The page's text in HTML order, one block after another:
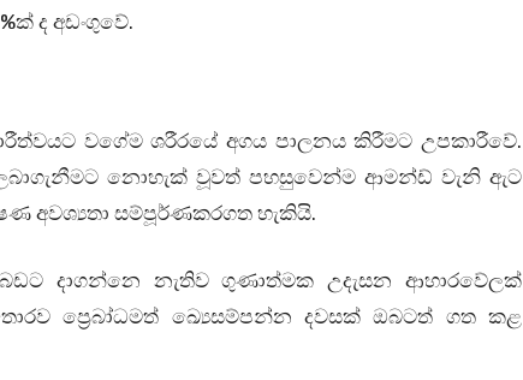
ද අඩංගුවේ.
වගේම ශරීරයේ අගය පාලනය කිරීමට උපකාරීවේ.
නොහැක් වූවත් පහසුවෙන්ම ආමන්ඩ් වැනි ඇට
අවශ්‍යතා සම්පූර්ණකරගත හැකියි.
දාගන්නෙ නැතිව ගුණාත්මක උදැසන ආහාරවේලක්
ප්‍රෙබා්ධමත් ඛ්‍යෙසම්පන්න දවසක් ඔබටත් ගත කළ